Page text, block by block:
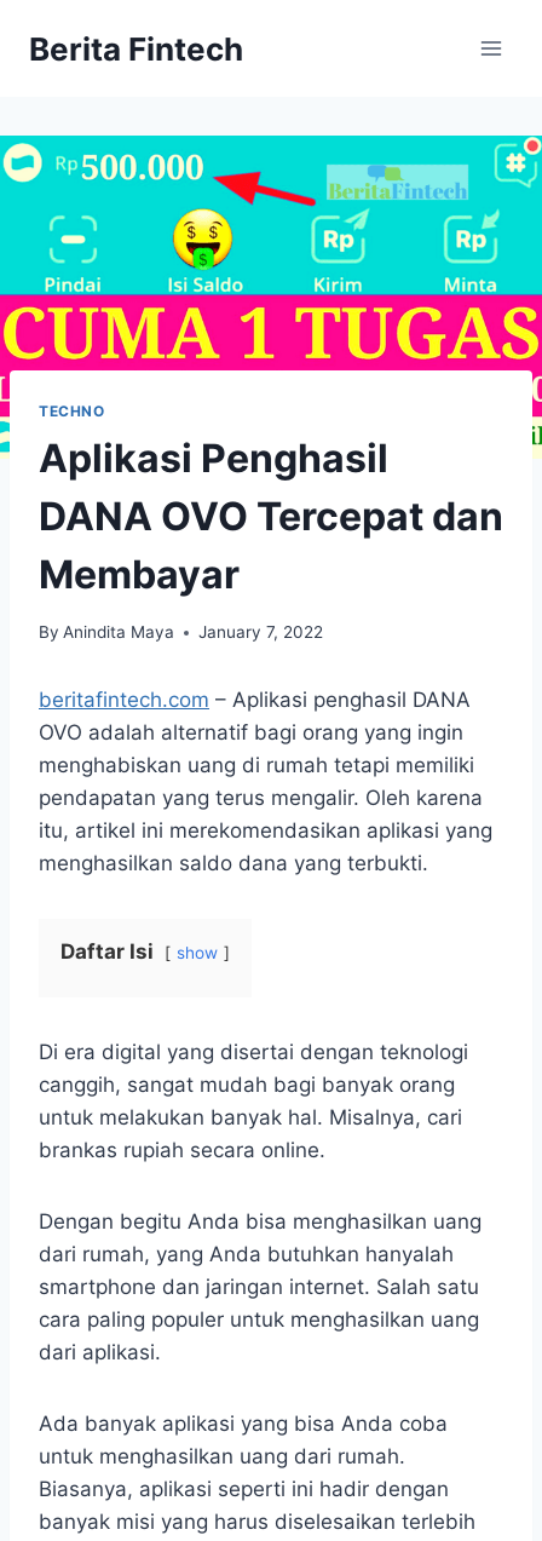
Berita Fintech
TECHNO
Aplikasi Penghasil
DANA OVO Tercepat dan
Membayar
By Anindita Maya January 7, 2022
beritafintech.com – Aplikasi penghasil DANA
OVO adalah alternatif bagi orang yang ingin
menghabiskan uang di rumah tetapi memiliki
pendapatan yang terus mengalir. Oleh karena
itu, artikel ini merekomendasikan aplikasi yang
menghasilkan saldo dana yang terbukti.
Daftar Isi show
Di era digital yang disertai dengan teknologi
canggih, sangat mudah bagi banyak orang
untuk melakukan banyak hal. Misalnya, cari
brankas rupiah secara online.
Dengan begitu Anda bisa menghasilkan uang
dari rumah, yang Anda butuhkan hanyalah
smartphone dan jaringan internet. Salah satu
cara paling populer untuk menghasilkan uang
dari aplikasi.
Ada banyak aplikasi yang bisa Anda coba
untuk menghasilkan uang dari rumah.
Biasanya, aplikasi seperti ini hadir dengan
banyak misi yang harus diselesaikan terlebih